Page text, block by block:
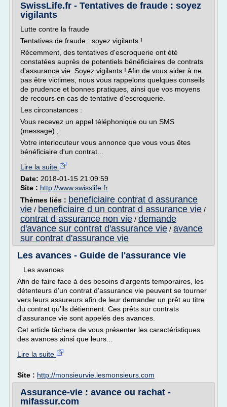
SwissLife.fr - Tentatives de fraude : soyez
vigilants
Lutte contre la fraude
Tentatives de fraude : soyez vigilants !
Récemment, des tentatives d'escroquerie ont été
constatées auprès de potentiels bénéficiaires de contrats
d'assurance vie. Soyez vigilants ! Afin de vous aider à ne
pas être victimes, nous vous rappelons quelques conseils
de prudence et bonnes pratiques, ainsi que vos moyens
de recours en cas de tentative d'escroquerie.
Les circonstances :
Vous recevez un appel téléphonique ou un SMS
(message) ;
Votre interlocuteur vous annonce que vous vous êtes
bénéficiaire d'un contrat...
Lire la suite
Date: 2018-01-15 21:09:59
Site : http://www.swisslife.fr
Thèmes liés : beneficiaire contrat d assurance
vie / beneficiaire d un contrat d assurance vie /
contrat d assurance non vie / demande
d'avance sur contrat d'assurance vie / avance
sur contrat d'assurance vie
Les avances - Guide de l'assurance vie
Les avances
Afin de faire face à des besoins d'argents temporaires, les
détenteurs d'un contrat d'assurance vie peuvent se tourner
vers leurs assureurs afin de leur demander un prêt au titre
du contrat qu'ils détiennent. Ces prêts sur contrats
d'assurance vie sont appelés des avances.
Cet article tâchera de vous présenter les caractéristiques
des avances ainsi que leurs...
Lire la suite
Site : http://monsieurvie.lesmonsieurs.com
Assurance-vie : avance ou rachat -
mifassur.com